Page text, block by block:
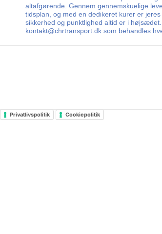
altafgørende. Gennem gennemskuelige
tidsplan, og med en dedikeret kurer er
sikkerhed og punktlighed altid er i
kontakt@chrtransport.dk som behandles
Privatlivspolitik Cookiepolitik